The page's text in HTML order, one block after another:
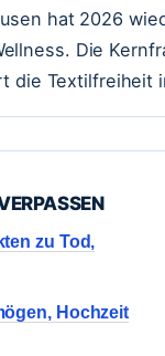
hat 2026
Die
die Textilfreiheit
zu Tod,
Hochzeit